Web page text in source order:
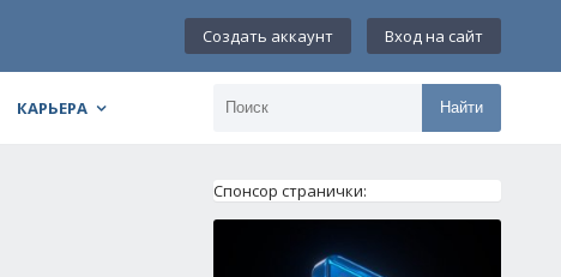
Создать аккаунт Вход на сайт
КАРЬЕРА Найти
Спонсор странички: